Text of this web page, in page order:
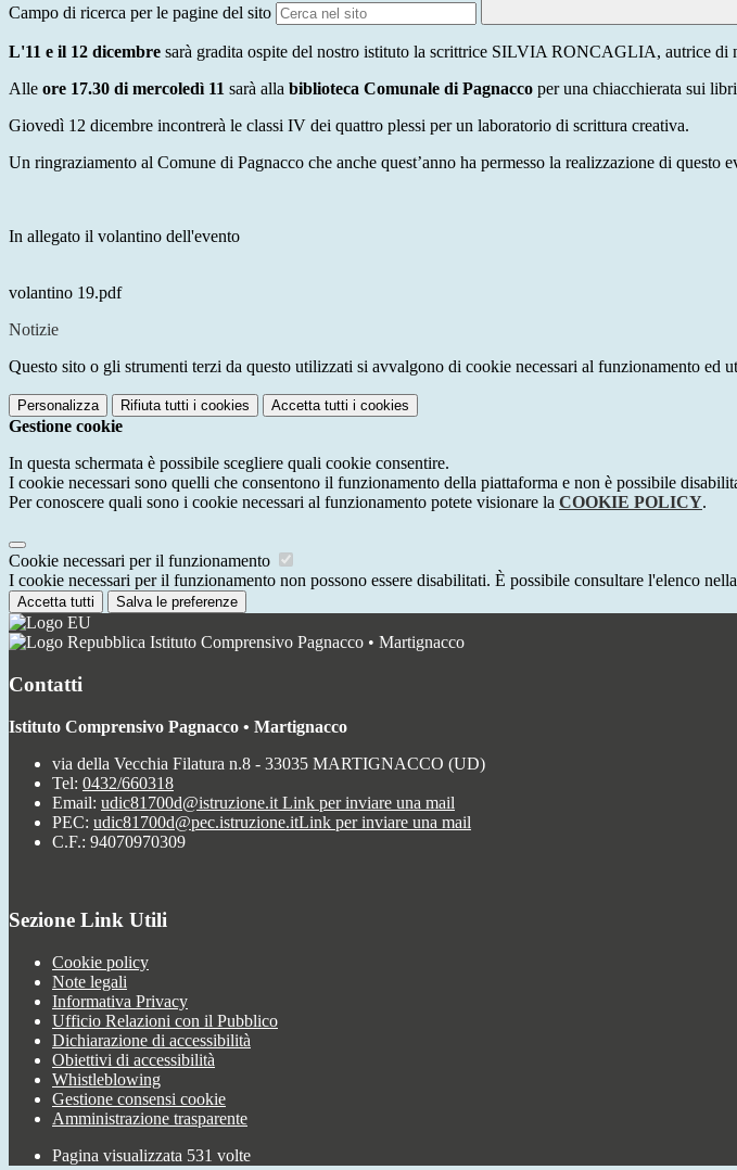
Campo di ricerca per le pagine del sito
L'11 e il 12 dicembre sarà gradita ospite del nostro istituto la scrittrice SILVIA RONCAGLIA, autrice di
Alle ore 17.30 di mercoledì 11 sarà alla biblioteca Comunale di Pagnacco per una chiacchierata sui
Giovedì 12 dicembre incontrerà le classi IV dei quattro plessi per un laboratorio di scrittura creativa.
Un ringraziamento al Comune di Pagnacco che anche quest’anno ha permesso la realizzazione di questo
In allegato il volantino dell'evento
volantino 19.pdf
Notizie
Questo sito o gli strumenti terzi da questo utilizzati si avvalgono di cookie necessari al funzionamento ed
Personalizza Rifiuta tutti i cookies Accetta tutti i cookies
Gestione cookie
In questa schermata è possibile scegliere quali cookie consentire.
I cookie necessari sono quelli che consentono il funzionamento della piattaforma e non è possibile
Per conoscere quali sono i cookie necessari al funzionamento potete visionare la COOKIE POLICY.
Cookie necessari per il funzionamento
I cookie necessari per il funzionamento non possono essere disabilitati. È possibile consultare l'elenco
Accetta tutti Salva le preferenze
Istituto Comprensivo Pagnacco • Martignacco
Contatti
Istituto Comprensivo Pagnacco • Martignacco
via della Vecchia Filatura n.8 - 33035 MARTIGNACCO (UD)
Tel: 0432/660318
Email: udic81700d@istruzione.it Link per inviare una mail
PEC: udic81700d@pec.istruzione.itLink per inviare una mail
C.F.: 94070970309
Sezione Link Utili
Cookie policy
Note legali
Informativa Privacy
Ufficio Relazioni con il Pubblico
Dichiarazione di accessibilità
Obiettivi di accessibilità
Whistleblowing
Gestione consensi cookie
Amministrazione trasparente
Pagina visualizzata 531 volte